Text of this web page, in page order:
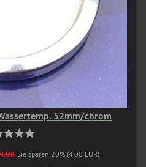
52mm/chrom
Sie sparen 20% (4,00 EUR)